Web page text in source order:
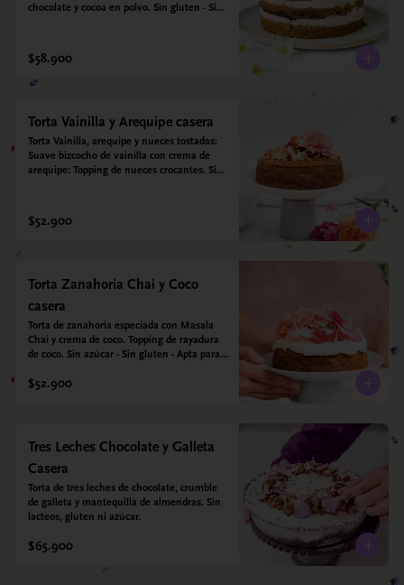
chocolate y cocoa en polvo. Sin gluten - Sin
$58.900
Torta Vainilla y Arequipe casera
Torta Vainilla, arequipe y nueces tostadas:
Suave bizcocho de vainilla con crema de
arequipe: Topping de nueces crocantes. Sin
Endulzada con estevia.
$52.900
Torta Zanahoria Chai y Coco
casera
Torta de zanahoria especiada con Masala
Chai y crema de coco. Topping de rayadura
de coco. Sin azúcar - Sin gluten - Apta para
y almendras. Endulzada con estevia.
$52.900
Tres Leches Chocolate y Galleta
Casera
Torta de tres leches de chocolate, crumble
de galleta y mantequilla de almendras. Sin
lacteos, gluten ni azúcar.
$65.900